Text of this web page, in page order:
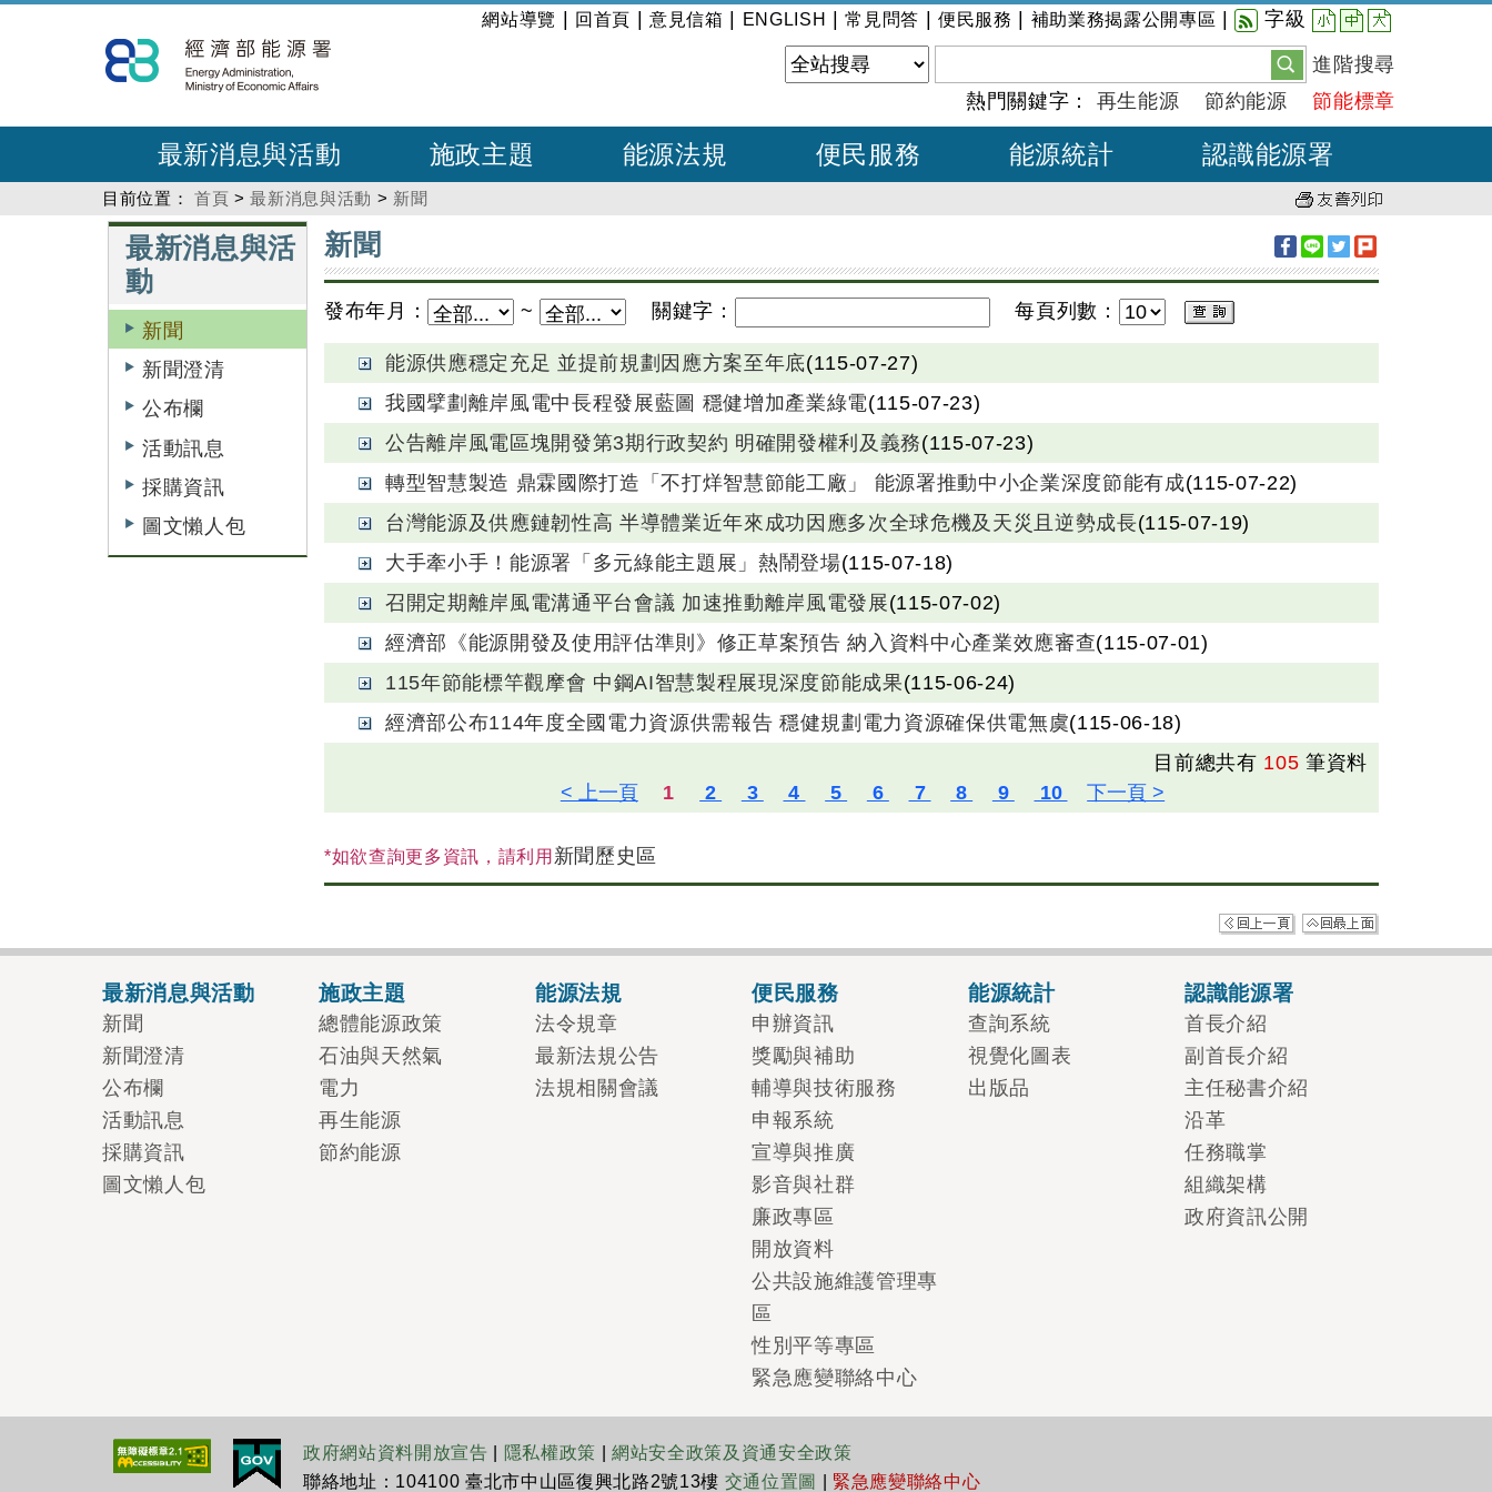
到
主
內
:::
網站導覽 回首頁 意見信箱 ENGLISH |常見問答 便民服務 補助業務揭露公開專區 字級 小 中 大
進階搜尋
熱門關鍵字： 再生能源 節約能源 節能標章
最新消息與活動 施政主題 能源法規 便民服務 能源統計 認識能源署
目前位置： 首頁 >最新消息與活動 > 新聞
最新消息與活
動
新聞
新聞澄清
公布欄
活動訊息
採購資訊
圖文懶人包
:::
新聞
發布年月： ~ 關鍵字 ： 每頁列數：
能源供應穩定充足 並提前規劃因應方案至年底(115-07-27)
我國擘劃離岸風電中長程發展藍圖 穩健增加產業綠電(115-07-23)
公告離岸風電區塊開發第3期行政契約 明確開發權利及義務(115-07-23)
轉型智慧製造 鼎霖國際打造「不打烊智慧節能工廠」 能源署推動中小企業深度節能有成(115-07-22)
台灣能源及供應鏈韌性高 半導體業近年來成功因應多次全球危機及天災且逆勢成長(115-07-19)
大手牽小手！能源署「多元綠能主題展」熱鬧登場(115-07-18)
召開定期離岸風電溝通平台會議 加速推動離岸風電發展(115-07-02)
經濟部《能源開發及使用評估準則》修正草案預告 納入資料中心產業效應審查(115-07-01)
115年節能標竿觀摩會 中鋼AI智慧製程展現深度節能成果(115-06-24)
經濟部公布114年度全國電力資源供需報告 穩健規劃電力資源確保供電無虞(115-06-18)
目前總共有 105 筆資料
*如欲查詢更多資訊，請利用 新聞歷史區
最新消息與活動
新聞
新聞澄清
公布欄
活動訊息
採購資訊
圖文懶人包
施政主題
總體能源政策
石油與天然氣
電力
再生能源
節約能源
能源法規
法令規章
最新法規公告
法規相關會議
便民服務
申辦資訊
獎勵與補助
輔導與技術服務
申報系統
宣導與推廣
影音與社群
廉政專區
開放資料
公共設施維護管理專
區
性別平等專區
緊急應變聯絡中心
能源統計
查詢系統
視覺化圖表
出版品
認識能源署
首長介紹
副首長介紹
主任秘書介紹
沿革
任務職掌
組織架構
政府資訊公開
政府網站資料開放宣告 隱私權政策 |網站安全政策及資通安全政策
聯絡地址：104100 臺北市中山區復興北路2號13樓 交通位置圖 緊急應變聯絡中心